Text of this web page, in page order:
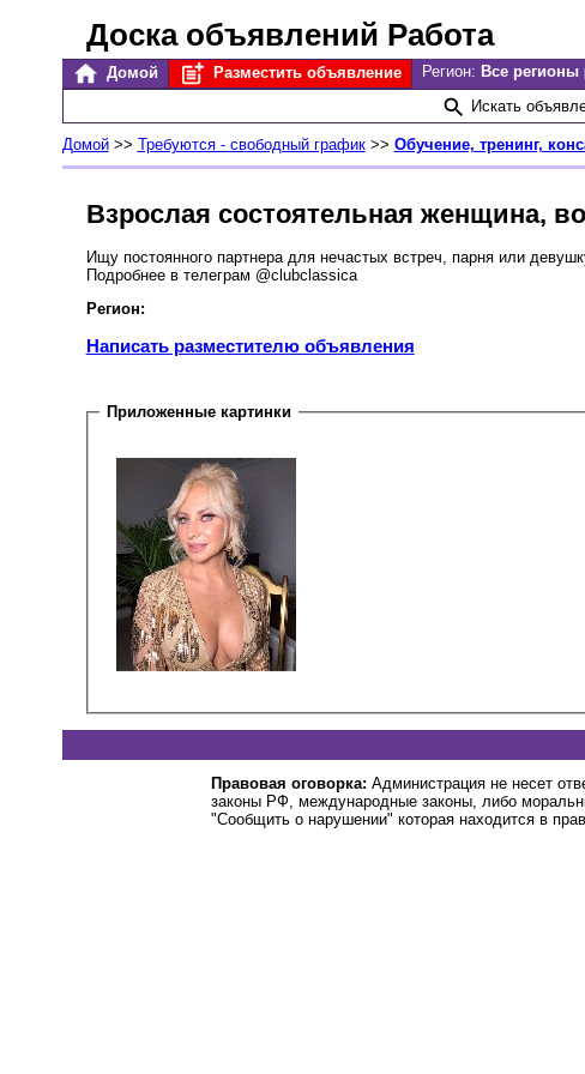
Доска объявлений Работа
Домой Разместить объявление Регион: Все регионы
Искать
Домой>> Требуются - свободный график>> Обучение, тренинг,
Взрослая состоятельная женщина,
Ищу постоянного партнера для нечастых встреч, парня или
Подробнее в телеграм @clubclassica
Регион:
Написать разместителю объявления
Приложенные картинки
Правовая оговорка: Администрация не несет
законы РФ, международные законы, либо
"Сообщить о нарушении" которая находится в